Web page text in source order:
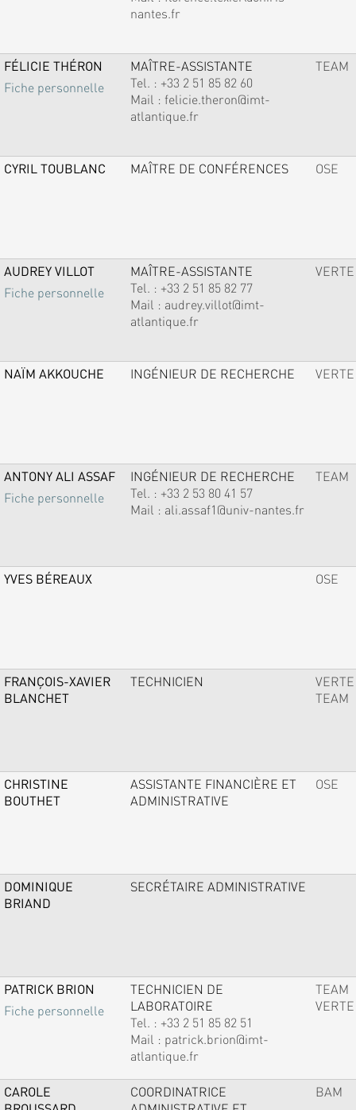
nantes.fr
FÉLICIE THÉRON
Fiche personnelle
MAÎTRE-ASSISTANTE
Tel. : +33 2 51 85 82 60
Mail : felicie.theron@imt-
atlantique.fr
TEAM
CYRIL TOUBLANC MAÎTRE DE CONFÉRENCES OSE
AUDREY VILLOT
Fiche personnelle
MAÎTRE-ASSISTANTE
Tel. : +33 2 51 85 82 77
Mail : audrey.villot@imt-
atlantique.fr
VERTE
NAÏM AKKOUCHE INGÉNIEUR DE RECHERCHE VERTE
ANTONY ALI ASSAF
Fiche personnelle
INGÉNIEUR DE RECHERCHE
Tel. : +33 2 53 80 41 57
Mail : ali.assaf1@univ-nantes.fr
TEAM
YVES BÉREAUX OSE
FRANÇOIS-XAVIER
BLANCHET
TECHNICIEN
VERTE
TEAM
CHRISTINE
BOUTHET
ASSISTANTE FINANCIÈRE ET
ADMINISTRATIVE
OSE
DOMINIQUE
BRIAND
SECRÉTAIRE ADMINISTRATIVE
PATRICK BRION
Fiche personnelle
TECHNICIEN DE
LABORATOIRE
Tel. : +33 2 51 85 82 51
Mail : patrick.brion@imt-
atlantique.fr
TEAM
VERTE
CAROLE
COORDINATRICE
BAM